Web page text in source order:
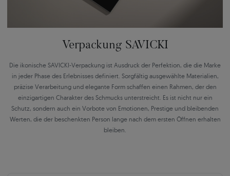
Verpackung SAVICKI
Die ikonische SAVICKI-Verpackung ist Ausdruck der Perfektion, die die Marke
in jeder Phase des Erlebnisses definiert. Sorgfältig ausgewählte Materialien,
präzise Verarbeitung und elegante Form schaffen einen Rahmen, der den
einzigartigen Charakter des Schmucks unterstreicht. Es ist nicht nur ein
Schutz, sondern auch ein Vorbote von Emotionen, Prestige und bleibenden
Werten, die der beschenkten Person lange nach dem ersten Öffnen erhalten
bleiben.